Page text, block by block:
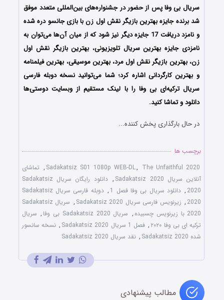
سریال بی وفا پس از حضور در جشنواره‌‌‌های بین‌المللی متعدد موفق
شد برنده جایزه بهترین بازیگر نقش اول زن با بازی جانسو دره شده
و نامزد دریافت 17 جایزه دیگر نیز شود که از میان آن‌ها می‌توان به
نامزدی جایزه بهترین سریال تلویزیونی، بهترین بازیگر نقش اول
زن، بهترین بازیگر نقش اول مرد، بهترین موسیقی، بهترین فیلمنامه
و بهترین کارگردانی اشاره کرد؛ شما می‌توانید نسخه دوبله فارسی
سریال ترکیه‌ای بی وفا را با لینک مستقیم از وبسایت دوستی‌ها
دانلود و تماشا کنید.
در حال بارگذاری پخش کننده...
برچسب ها
Sadakatsiz S01 1080p WEB-DL, The Unfaithful 2020
, تماشای
آنلاین سریال Sadakatsiz 2020
,
دانلود رایگان سریال Sadakatsiz
2020
, دانلود سریال بی وفا فصل 1 ,
دوبله فارسی سریال Sadakatsiz
2020
, زیرنویس فارسی سریال Sadakatsiz 2020 ,
سریال Sadakatsiz
2020 با زیرنویس چسبیده
, سریال Sadakatsiz 2020 بی وفا , سریال
ترکیه ای بی وفا ۲۰۲۰
, فصل 1 سریال Sadakatsiz 2020 , نسخه سانسور
شده Sadakatsiz 2020
, نقد سریال Sadakatsiz 2020
مطالب پیشنهادی